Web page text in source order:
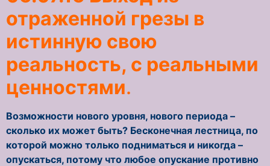
отраженной грезы в
истинную свою
реальность, с реальными
ценностями.
Возможности нового уровня, нового периода –
сколько их может быть? Бесконечная лестница, по
которой можно только подниматься и никогда –
опускаться, потому что любое опускание противно